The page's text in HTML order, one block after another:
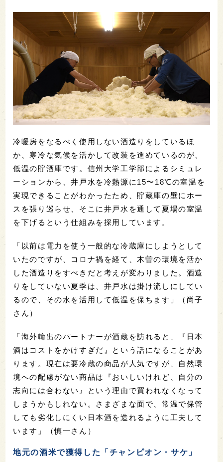
冷暖房をなるべく使用しない酒造りをしているほ
か、寒冷な気候を活かして改装を進めているのが、
低温の貯酒庫です。信州大学工学部によるシミュレ
ーションから、井戸水を冷熱源に15〜18℃の室温を
実現できることがわかったため、貯蔵庫の壁にホー
スを張り巡らせ、そこに井戸水 を通して夏場の室温
を下げるという仕組みを採用しています。
「以前は電力を使う一般的な冷蔵庫にしようとして
いたのですが、コロナ禍を経て、木曽の環境を活か
した酒造りをすべきだと考えが変わりました。酒造
りをしていない夏季は、井戸水は掛け流しにしてい
るので、その水を活用して低温を保ちます」（尚子
さん）
「海外輸出のパートナーが酒蔵を訪れると、『日本
酒はコストをかけすぎだ』という話になることがあ
ります。現在は要冷蔵の商品が人気ですが、自然環
境への配慮がない商品は『おいしいけれど、自分の
志向には合わない』という理由で買われなくなって
しまうかもしれない。さまざまな面で、常温で保管
しても劣化しにくい日本酒を造れるように工夫して
います」（慎一さん）
地元の酒米で獲得した「チャンピオン・サケ」